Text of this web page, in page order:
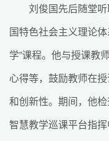
刘俊国先后随堂
国特色社会主义理论
学”课程。他与授课教
心得等，鼓励教师在
和创新性。期间，他
智慧教学巡课平台指